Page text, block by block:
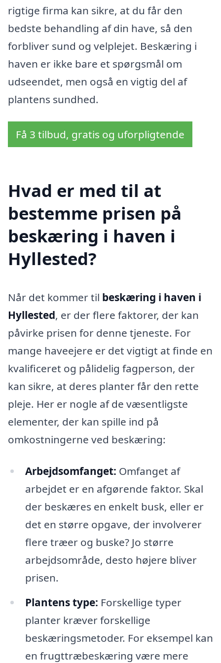
rigtige firma kan sikre, at du får den
bedste behandling af din have, så den
forbliver sund og velplejet. Beskæring i
haven er ikke bare et spørgsmål om
udseendet, men også en vigtig del af
plantens sundhed.
Få 3 tilbud, gratis og uforpligtende
Hvad er med til at
bestemme prisen på
beskæring i haven i
Hyllested?
Når det kommer til beskæring i haven i
Hyllested, er der flere faktorer, der kan
påvirke prisen for denne tjeneste. For
mange haveejere er det vigtigt at finde en
kvalificeret og pålidelig fagperson, der
kan sikre, at deres planter får den rette
pleje. Her er nogle af de væsentligste
elementer, der kan spille ind på
omkostningerne ved beskæring:
Arbejdsomfanget: Omfanget af
arbejdet er en afgørende faktor. Skal
der beskæres en enkelt busk, eller er
det en større opgave, der involverer
flere træer og buske? Jo større
arbejdsområde, desto højere bliver
prisen.
Plantens type: Forskellige typer
planter kræver forskellige
beskæringsmetoder. For eksempel kan
en frugttræbeskæring være mere